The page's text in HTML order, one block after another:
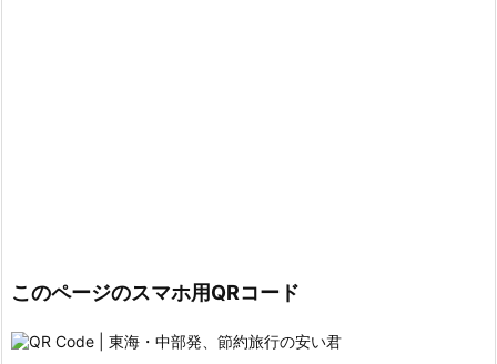
このページのスマホ用QRコード